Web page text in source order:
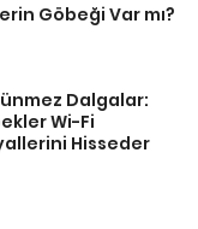
Göbeği Var mı?
Dalgalar:
Wi-Fi
Hisseder